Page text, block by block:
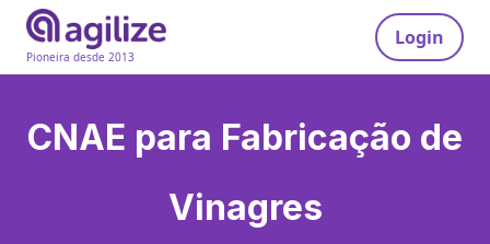
Pioneira desde 2013
Login
CNAE para Fabricação de
Vinagres